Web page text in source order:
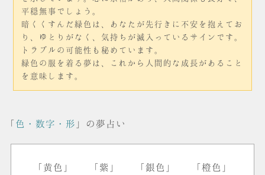
平穏無事でしょう。
暗くくすんだ緑色は、あなたが先行きに不安を抱えてお
り、ゆとりがなく、気持ちが滅入っているサインです。
トラブルの可能性も秘めています。
緑色の服を着る夢は、これから人間的な成長があること
を意味します。
「 色・数字・形 」の夢占い
「黄色」 「紫」 「銀色」 「橙色」